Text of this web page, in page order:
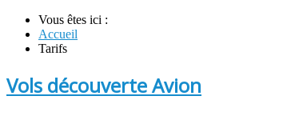
Vous êtes ici :
Accueil
Tarifs
Vols découverte Avion